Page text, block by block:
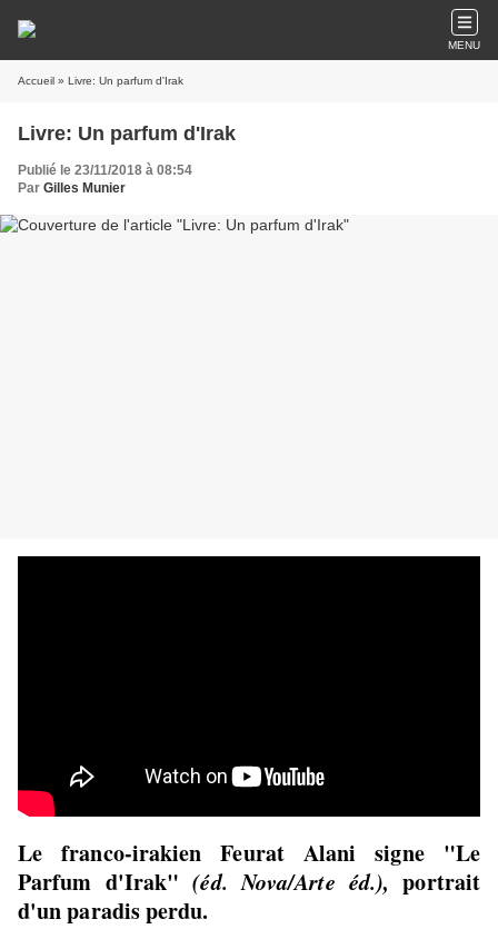
MENU
Accueil » Livre: Un parfum d'Irak
Livre: Un parfum d'Irak
Publié le 23/11/2018 à 08:54
Par Gilles Munier
Le franco-irakien Feurat Alani signe "Le
Parfum d'Irak"(éd. Nova/Arte éd.), portrait
d'un paradis perdu.